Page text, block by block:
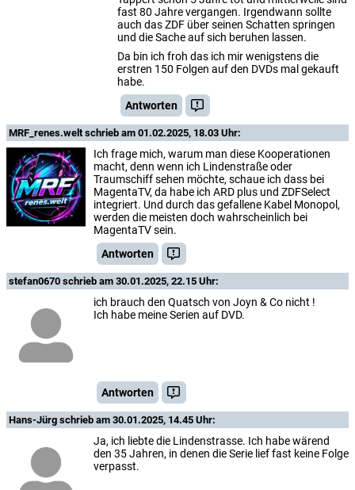
fast 80 Jahre vergangen. Irgendwann sollte
auch das ZDF über seinen Schatten springen
und die Sache auf sich beruhen lassen.
Da bin ich froh das ich mir wenigstens die
erstren 150 Folgen auf den DVDs mal gekauft
habe.
Antworten
MRF_renes.welt schrieb am 01.02.2025, 18.03 Uhr:
Ich frage mich, warum man diese Kooperationen
macht, denn wenn ich Lindenstraße oder
Traumschiff sehen möchte, schaue ich dass bei
MagentaTV, da habe ich ARD plus und ZDFSelect
integriert. Und durch das gefallene Kabel Monopol,
werden die meisten doch wahrscheinlich bei
MagentaTV sein.
Antworten
stefan0670 schrieb am 30.01.2025, 22.15 Uhr:
ich brauch den Quatsch von Joyn & Co nicht !
Ich habe meine Serien auf DVD.
Antworten
Hans-Jürg schrieb am 30.01.2025, 14.45 Uhr:
Ja, ich liebte die Lindenstrasse. Ich habe wärend
den 35 Jahren, in denen die Serie lief fast keine Folge
verpasst.